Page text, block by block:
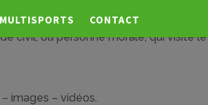
CONTACT
civil, ou personne morale, qui visite le
images – vidéos.